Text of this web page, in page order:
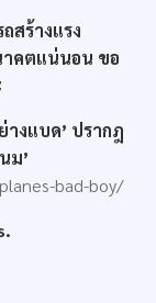
สร้างแรง
าคตแน่นอน ขอ
งแบด’ ปรากฎ
ม’
bad-boy/